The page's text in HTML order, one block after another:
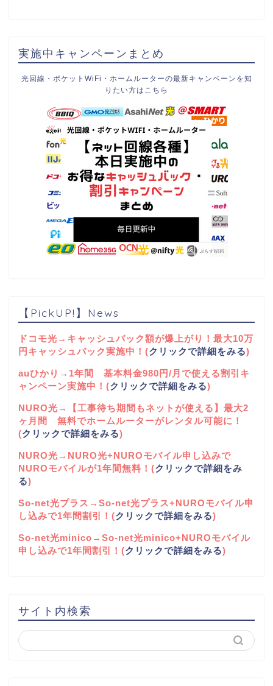
実施中キャンペーンまとめ
光回線・ポケットWiFi・ホームルーターの最新キャンペーンを知
りたい方はこちら
【PickUP!】News
ドコモ光→キャッシュバック額が爆上がり！最大10万
円キャッシュバック実施中！(クリックで詳細をみる)
auひかり→1年間 基本料金980円/月で使える割引キ
ャンペーン実施中！(クリックで詳細をみる)
NURO光→【工事待ち期間もネットが使える】最大2
ヶ月間 無料でホームルーターがレンタル可能に！
(クリックで詳細をみる)
NURO光→NURO光+NUROモバイル申し込みで
NUROモバイルが1年間無料！(クリックで詳細をみ
る)
So-net光プラス→So-net光プラス+NUROモバイル申
し込みで1年間割引！(クリックで詳細をみる)
So-net光minico→So-net光minico+NUROモバイル
申し込みで1年間割引！(クリックで詳細をみる)
サイト内検索